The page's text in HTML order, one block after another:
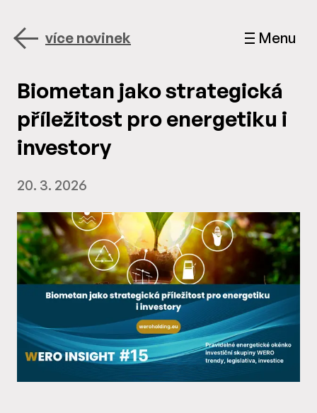
Menu
více novinek
Biometan jako strategická
příležitost pro energetiku i
investory
20. 3. 2026